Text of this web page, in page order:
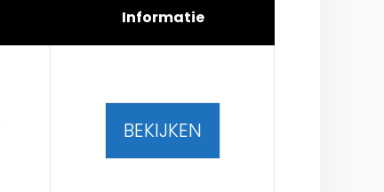
Informatie
BEKIJKEN